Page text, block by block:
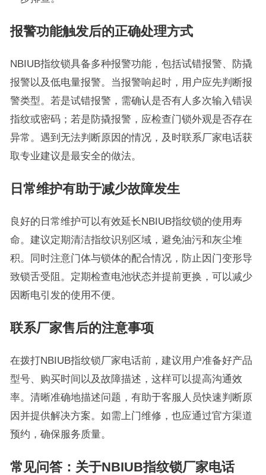
报警功能触发后的正确处理方式
NBIUB指纹锁具备多种报警功能，包括试错报警、防撬
报警以及低电量报警。当报警响起时，用户应先判断报
警类型。若是试错报警，需确认是否有人多次输入错误
指纹或密码；若是防撬报警，应检查门锁外观是否存在
异常。遇到无法判断原因的情况，及时联系厂家电话获
取专业建议是最安全的做法。
日常维护有助于减少故障发生
良好的日常维护可以有效延长NBIUB指纹锁的使用寿
命。建议定期清洁指纹识别区域，避免油污和灰尘堆
积。同时注意门体与锁体的配合情况，防止因门变形导
致锁舌受阻。定期检查电池状态并提前更换，可以减少
因断电引发的使用不便。
联系厂家售后的注意事项
在拨打NBIUB指纹锁厂家电话前，建议用户准备好产品
型号、购买时间以及故障描述，这样可以提高沟通效
率。清晰准确地描述问题，有助于客服人员快速判断原
因并提供解决方案。如需上门维修，也应通过官方渠道
预约，确保服务质量。
常见问答：关于NBIUB指纹锁厂家电话